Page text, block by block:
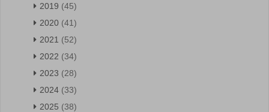
2019 (45)
2020 (41)
2021 (52)
2022 (34)
2023 (28)
2024 (33)
2025 (38)